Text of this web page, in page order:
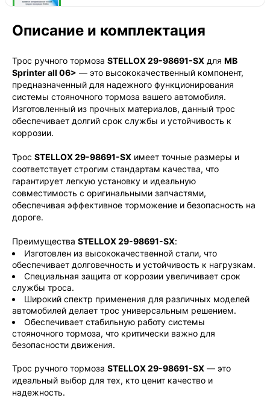
сегодня, бесплатно
СДЭК — Курьер
1-3 дня, от 385 ₽
Описание и комплектация
Трос ручного тормоза STELLOX 29-98691-SX для MB
Sprinter all 06> — это высококачественный компонент,
предназначенный для надежного функционирования
системы стояночного тормоза вашего автомобиля.
Изготовленный из прочных материалов, данный трос
обеспечивает долгий срок службы и устойчивость к
коррозии.
Трос STELLOX 29-98691-SX имеет точные размеры и
соответствует строгим стандартам качества, что
гарантирует легкую установку и идеальную
совместимость с оригинальными запчастями,
обеспечивая эффективное торможение и безопасность на
дороге.
Преимущества STELLOX 29-98691-SX:
Изготовлен из высококачественной стали, что
обеспечивает долговечность и устойчивость к нагрузкам.
Специальная защита от коррозии увеличивает срок
службы троса.
Широкий спектр применения для различных моделей
автомобилей делает трос универсальным решением.
Обеспечивает стабильную работу системы
стояночного тормоза, что критически важно для
безопасности движения.
Трос ручного тормоза STELLOX 29-98691-SX — это
идеальный выбор для тех, кто ценит качество и
надежность.